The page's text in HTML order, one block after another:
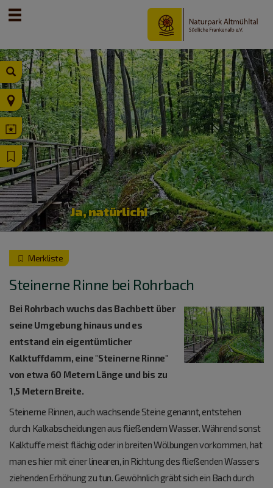
Ja, natürlich!
Merkliste
Steinerne Rinne bei Rohrbach
Bei Rohrbach wuchs das Bachbett über
seine Umgebung hinaus und es
entstand ein eigentümlicher
Kalktuffdamm, eine "Steinerne Rinne"
von etwa 60 Metern Länge und bis zu
1,5 Metern Breite.
Steinerne Rinnen, auch wachsende Steine genannt, entstehen
durch Kalkabscheidungen aus fließendem Wasser. Während sonst
Kalktuffe meist flächig oder in breiten Wölbungen vorkommen, hat
man es hier mit einer linearen, in Richtung des fließenden Wassers
ziehenden Erhöhung zu tun. Gewöhnlich gräbt sich ein Bach durch